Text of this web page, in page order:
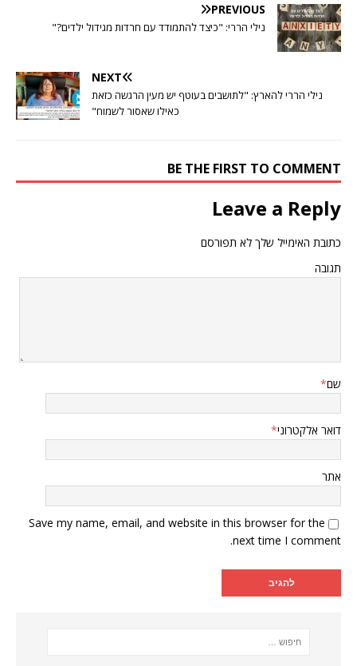
PREVIOUS
נילי הררי: "כיצד להתמודד עם חרדות מגידול ילדים?"
NEXT
נילי הררי להארץ: "לתושבים בעוטף יש מעין הרגשה כזאת
כאילו שאסור לשמוח"
BE THE FIRST TO COMMENT
Leave a Reply
כתובת האימייל שלך לא תפורסם
תגובה
שם*
דואר אלקטרוני*
אתר
Save my name, email, and website in this browser for the
next time I comment.